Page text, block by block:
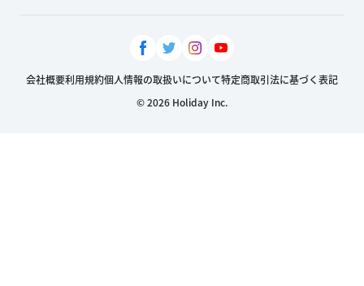
会社概要利用規約個人情報の取扱いについて特定商取引法に基づく表記
© 2026 Holiday Inc.